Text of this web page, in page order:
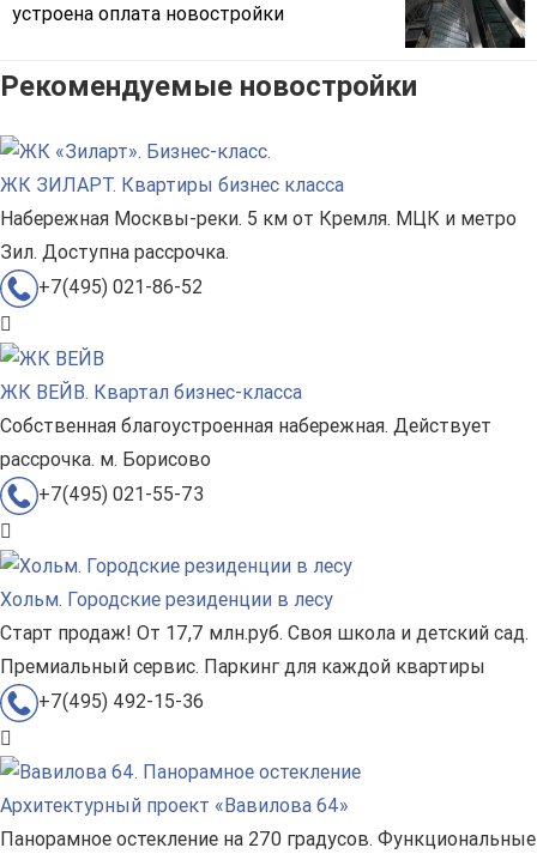
устроена оплата новостройки
Рекомендуемые новостройки
ЖК ЗИЛАРТ. Квартиры бизнес класса
Набережная Москвы-реки. 5 км от Кремля. МЦК и метро
Зил. Доступна рассрочка.
+7(495) 021-86-52
ЖК ВЕЙВ. Квартал бизнес-класса
Собственная благоустроенная набережная. Действует
рассрочка. м. Борисово
+7(495) 021-55-73
Хольм. Городские резиденции в лесу
Старт продаж! От 17,7 млн.руб. Своя школа и детский сад.
Премиальный сервис. Паркинг для каждой квартиры
+7(495) 492-15-36
Архитектурный проект «Вавилова 64»
Панорамное остекление на 270 градусов. Функциональные